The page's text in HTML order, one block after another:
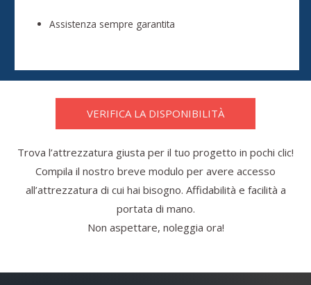
Assistenza sempre garantita
VERIFICA LA DISPONIBILITÀ
Trova l’attrezzatura giusta per il tuo progetto in pochi clic!
Compila il nostro breve modulo per avere accesso
all’attrezzatura di cui hai bisogno. Affidabilità e facilità a
portata di mano.
Non aspettare, noleggia ora!